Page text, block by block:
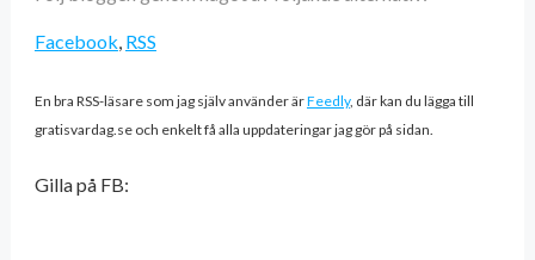
Facebook, RSS
En bra RSS-läsare som jag själv använder ärFeedly, där kan du lägga till
gratisvardag.se och enkelt få alla uppdateringar jag gör på sidan.
Gilla på FB: